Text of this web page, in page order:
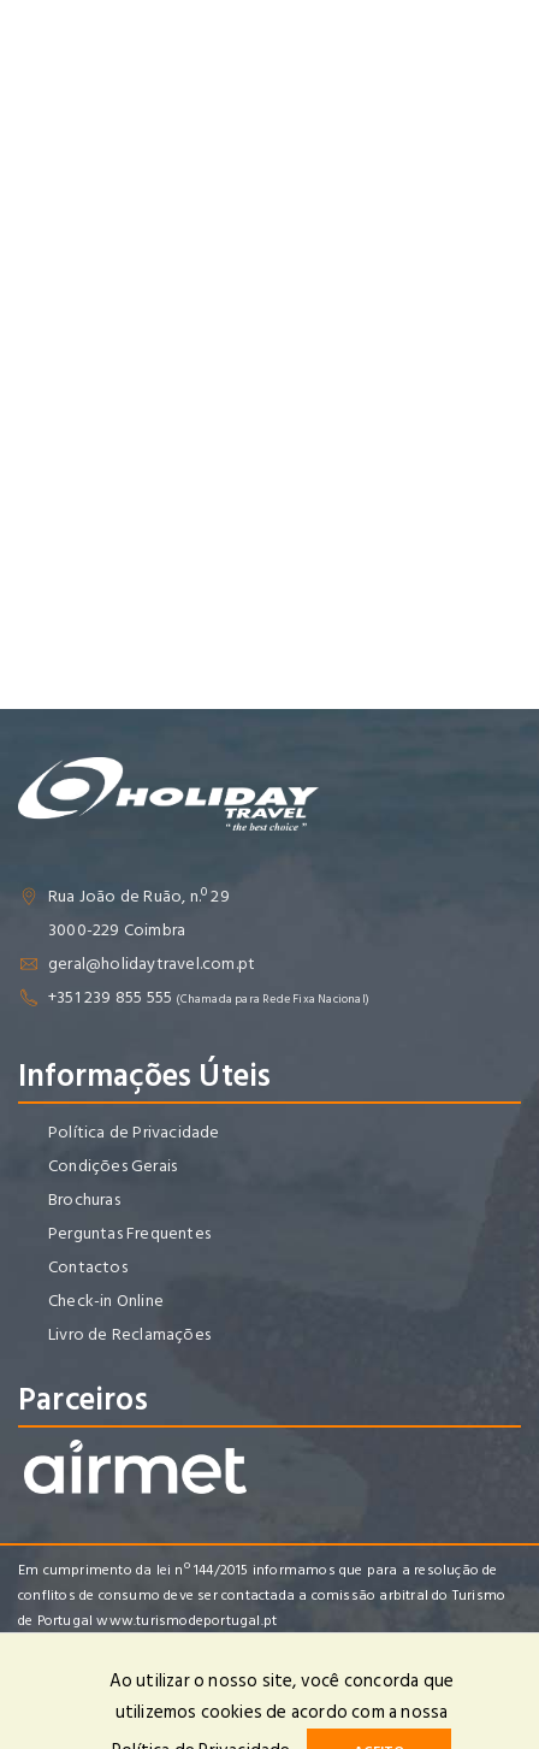
Rua João de Ruão, n.º 29
3000-229 Coimbra
geral@holidaytravel.com.pt
+351 239 855 555 (Chamada para Rede Fixa Nacional)
Informações Úteis
Política de Privacidade
Condições Gerais
Brochuras
Perguntas Frequentes
Contactos
Check-in Online
Livro de Reclamações
Parceiros
Em cumprimento da lei nº 144/2015 informamos que para a resolução de
conflitos de consumo deve ser contactada a comissão arbitral do Turismo
de Portugalwww.turismodeportugal.pt
Enredo Tropical Viagens e Turismo, Lda | RNAVT 4482 | © 2025 Todos
Ao utilizar o nosso site, você concorda que
utilizemos cookies de acordo com a nossa